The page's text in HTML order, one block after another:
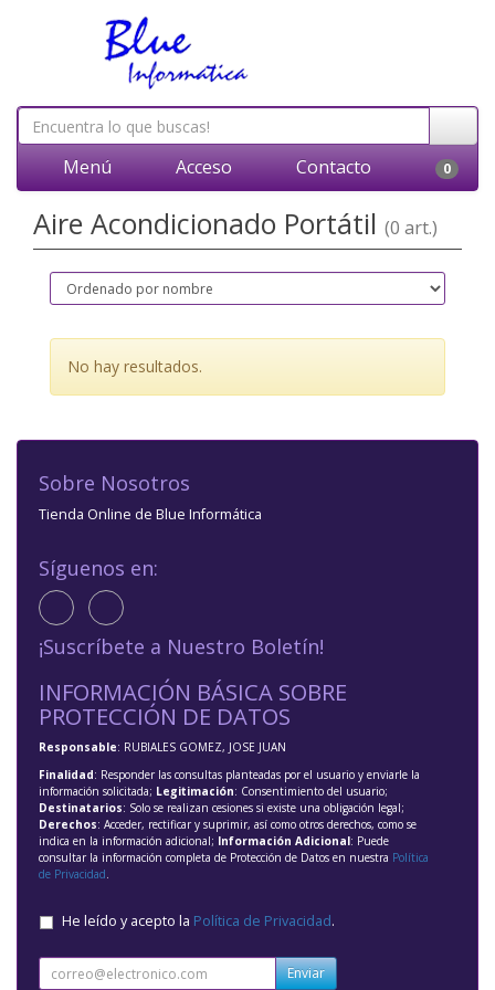
Menú Acceso Contacto 0
Aire Acondicionado Portátil (0 art.)
No hay resultados.
Sobre Nosotros
Tienda Online de Blue Informática
Síguenos en:
¡Suscríbete a Nuestro Boletín!
INFORMACIÓN BÁSICA SOBRE
PROTECCIÓN DE DATOS
Responsable: RUBIALES GOMEZ, JOSE JUAN
Finalidad: Responder las consultas planteadas por el usuario y enviarle la
información solicitada; Legitimación: Consentimiento del usuario;
Destinatarios: Solo se realizan cesiones si existe una obligación legal;
Derechos: Acceder, rectificar y suprimir, así como otros derechos, como se
indica en la información adicional; Información Adicional: Puede
consultar la información completa de Protección de Datos en nuestra Política
de Privacidad.
He leído y acepto la Política de Privacidad.
Enviar